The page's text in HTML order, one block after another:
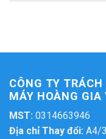
CÔNG TY
MÁY HOÀNG GIA
MST: 0314663946
Địa chỉ Thay đổi: A4/